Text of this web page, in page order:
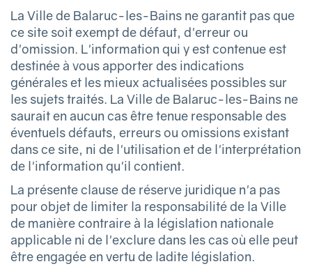
La Ville de Balaruc-les-Bains ne garantit pas que
ce site soit exempt de défaut, d'erreur ou
d'omission. L'information qui y est contenue est
destinée à vous apporter des indications
générales et les mieux actualisées possibles sur
les sujets traités. La Ville de Balaruc-les-Bains ne
saurait en aucun cas être tenue responsable des
éventuels défauts, erreurs ou omissions existant
dans ce site, ni de l'utilisation et de l'interprétation
de l'information qu'il contient.
La présente clause de réserve juridique n'a pas
pour objet de limiter la responsabilité de la Ville
de manière contraire à la législation nationale
applicable ni de l'exclure dans les cas où elle peut
être engagée en vertu de ladite législation.